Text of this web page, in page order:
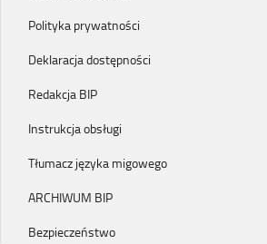
Polityka prywatności
Deklaracja dostępności
Redakcja BIP
Instrukcja obsługi
Tłumacz języka migowego
ARCHIWUM BIP
Bezpieczeństwo